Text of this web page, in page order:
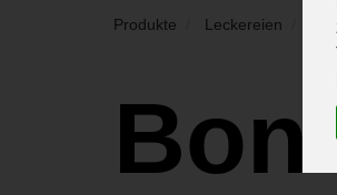
Produkte Leckereien